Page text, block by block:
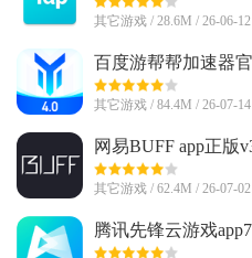
其它游戏 / 28.6M / 26-06-12
百度游帮帮加速器
其它游戏 / 84.4M / 26-07-14
网易BUFF app正版
其它游戏 / 62.4M / 26-07-02
腾讯先锋云游戏
版